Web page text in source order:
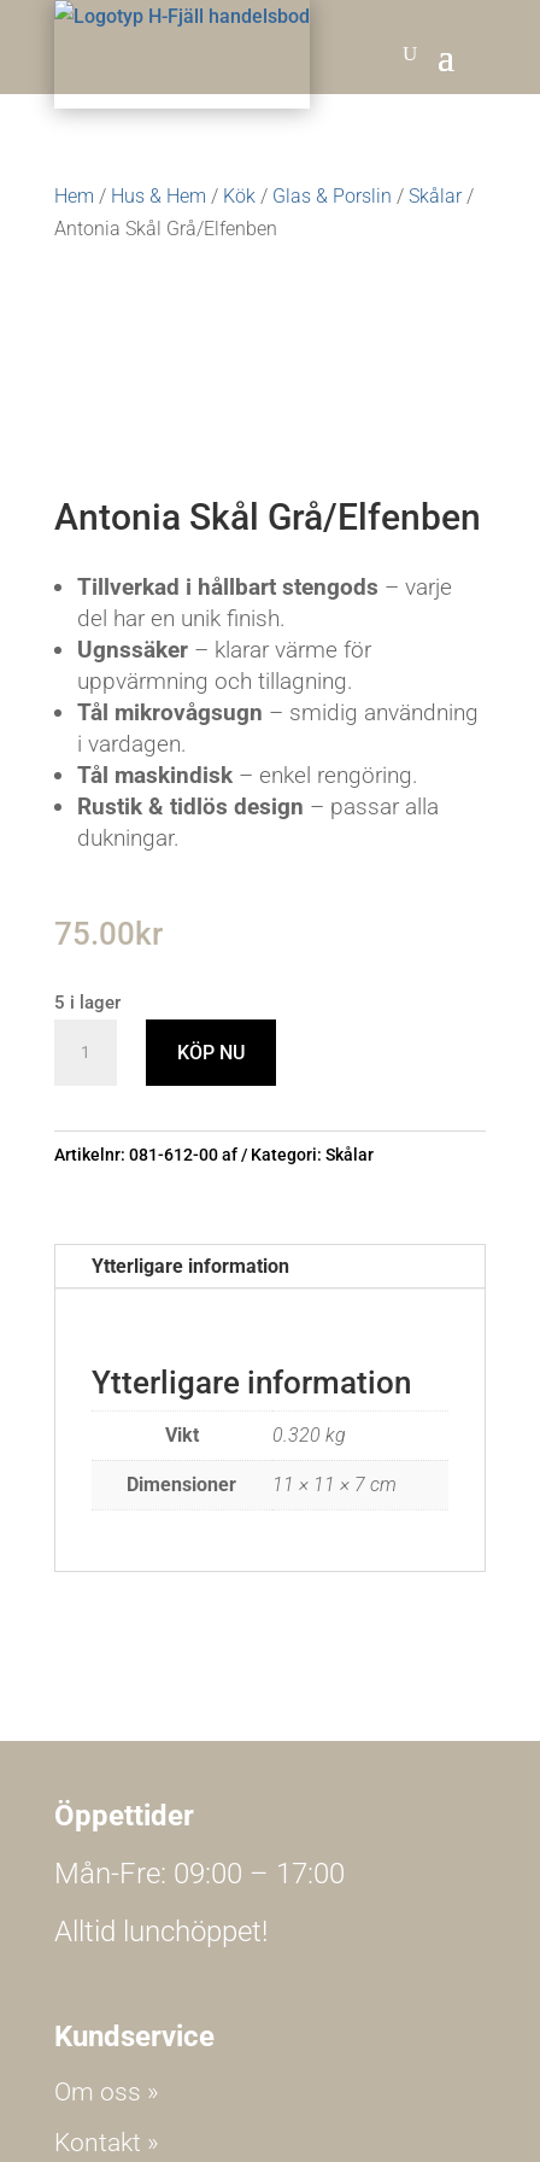
Hem / Hus & Hem / Kök/ Glas & Porslin / Skålar/
Antonia Skål Grå/Elfenben
Antonia Skål Grå/Elfenben
Tillverkad i hållbart stengods – varje
del har en unik finish.
Ugnssäker– klarar värme för
uppvärmning och tillagning.
Tål mikrovågsugn – smidig användning
i vardagen.
Tål maskindisk– enkel rengöring.
Rustik & tidlös design – passar alla
dukningar.
75.00kr
5 i lager
mängd
KÖP NU
Artikelnr: 081-612-00 af Kategori: Skålar
Ytterligare information
Ytterligare information
Vikt 0.320 kg
Dimensioner 11 × 11 × 7 cm
Öppettider
Mån-Fre: 09:00 – 17:00
Alltid lunchöppet!
Kundservice
Om oss »
Kontakt »